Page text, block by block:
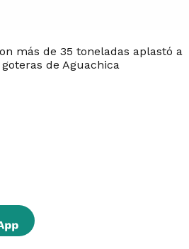
más de 35 toneladas aplastó a
de Aguachica